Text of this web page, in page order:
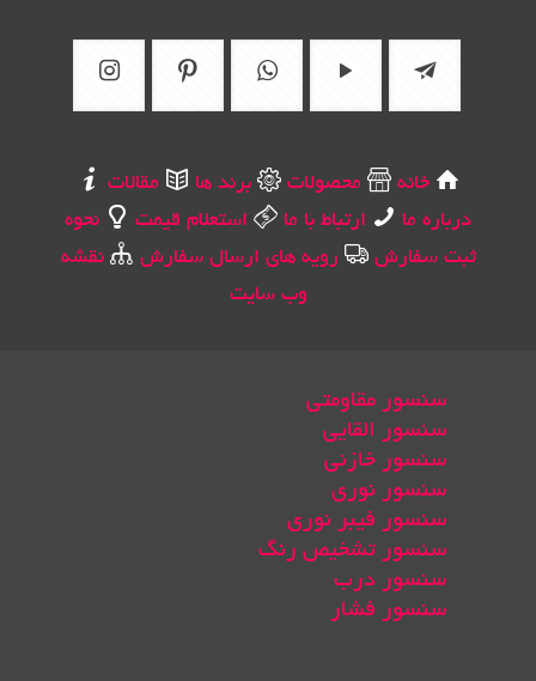
خانه محصولات برند ها
مقالات
درباره ما
ارتباط با ما استعلام قیمت
نحوه
ثبت سفارش
رویه های ارسال سفارش
نقشه
وب سایت
سنسور مقاومتی
سنسور القایی
سنسور خازنی
سنسور نوری
سنسور فیبر نوری
سنسور تشخیص رنگ
سنسور درب
سنسور فشار